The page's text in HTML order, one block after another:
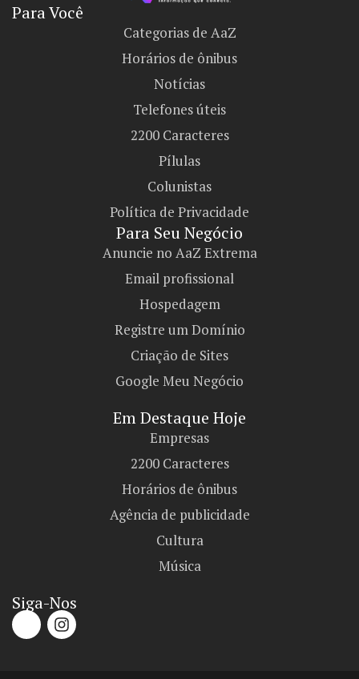
Para Você
Categorias de AaZ
Horários de ônibus
Notícias
Telefones úteis
2200 Caracteres
Pílulas
Colunistas
Política de Privacidade
Para Seu Negócio​
Anuncie no AaZ Extrema
Email profissional
Hospedagem
Registre um Domínio
Criação de Sites
Google Meu Negócio
Em Destaque Hoje
Empresas
2200 Caracteres
Horários de ônibus
Agência de publicidade
Cultura
Música
Siga-Nos